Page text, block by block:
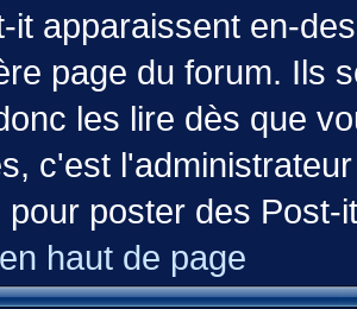
it apparaissent en-
page du forum. Ils
les lire dès que
c'est
pour poster des Post-
haut de page